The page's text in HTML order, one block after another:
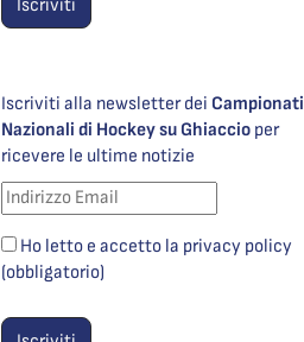
Iscriviti alla newsletter dei Campionati
Nazionali di Hockey su Ghiaccio per
ricevere le ultime notizie
Ho letto e accetto la privacy policy
(obbligatorio)